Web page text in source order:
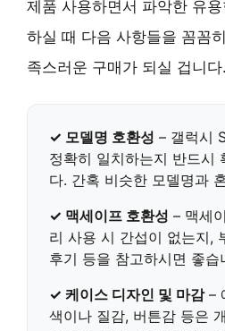
제품 사용하면서 파악한 유
하실 때 다음 사항들을 꼼꼼
족스러운 구매가 되실 겁니다.
✓ 모델명 호환성 – 갤럭시
정확히 일치하는지 반드시
다. 간혹 비슷한 모델명과
✓ 맥세이프 호환성 – 맥세
리 사용 시 간섭이 없는지,
후기 등을 참고하시면 좋습
✓ 케이스 디자인 및 마감–
색이나 질감, 버튼감 등은